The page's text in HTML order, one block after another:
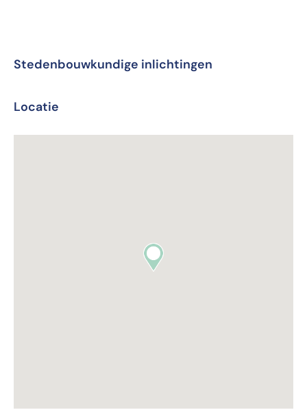
Stedenbouwkundige inlichtingen
Locatie